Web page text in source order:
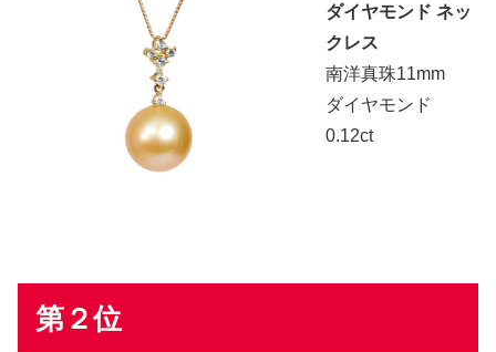
ダイヤモンド ネッ
クレス
南洋真珠11mm
ダイヤモンド
0.12ct
第２位